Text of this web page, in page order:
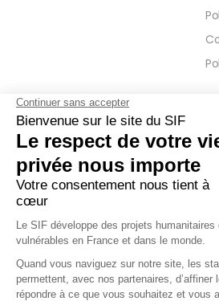
FAQ
Réduction Fiscale
Ramadan 2026
Zakât Al Maal
Intérêts Bancaires
Parrainage Individuel
Waqf